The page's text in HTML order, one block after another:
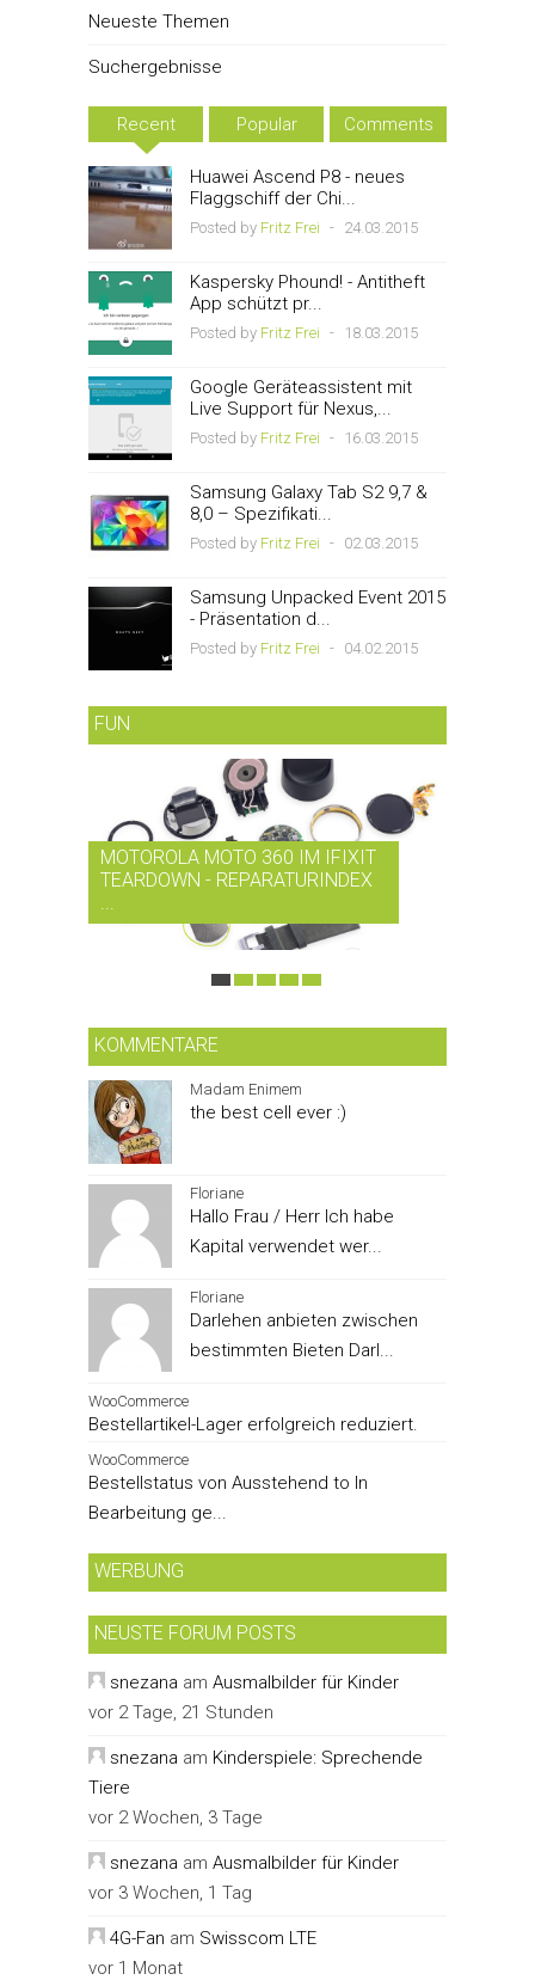
Neueste Themen
Suchergebnisse
Recent Popular Comments
Huawei Ascend P8 - neues
Flaggschiff der Chi...
Posted by Fritz Frei - 24.03.2015
Kaspersky Phound! - Antitheft
App schützt pr...
Posted by Fritz Frei - 18.03.2015
Google Geräteassistent mit
Live Support für Nexus,...
Posted by Fritz Frei - 16.03.2015
Samsung Galaxy Tab S2 9,7 &
8,0 – Spezifikati...
Posted by Fritz Frei - 02.03.2015
Samsung Unpacked Event 2015
- Präsentation d...
Posted by Fritz Frei - 04.02.2015
FUN
MOTOROLA MOTO 360 IM IFIXIT
TEARDOWN - REPARATURINDEX
KOMMENTARE
Madam Enimem
the best cell ever :)
Floriane
Hallo Frau / Herr Ich habe
Kapital verwendet wer...
Floriane
Darlehen anbieten zwischen
bestimmten Bieten Darl...
WooCommerce
Bestellartikel-Lager erfolgreich reduziert.
WooCommerce
Bestellstatus von Ausstehend to In
Bearbeitung ge...
WERBUNG
NEUSTE FORUM POSTS
snezana am Ausmalbilder für Kinder
vor 2 Tage, 21 Stunden
snezana am Kinderspiele: Sprechende
Tiere
vor 2 Wochen, 3 Tage
snezana am Ausmalbilder für Kinder
vor 3 Wochen, 1 Tag
4G-Fan am Swisscom LTE
vor 1 Monat